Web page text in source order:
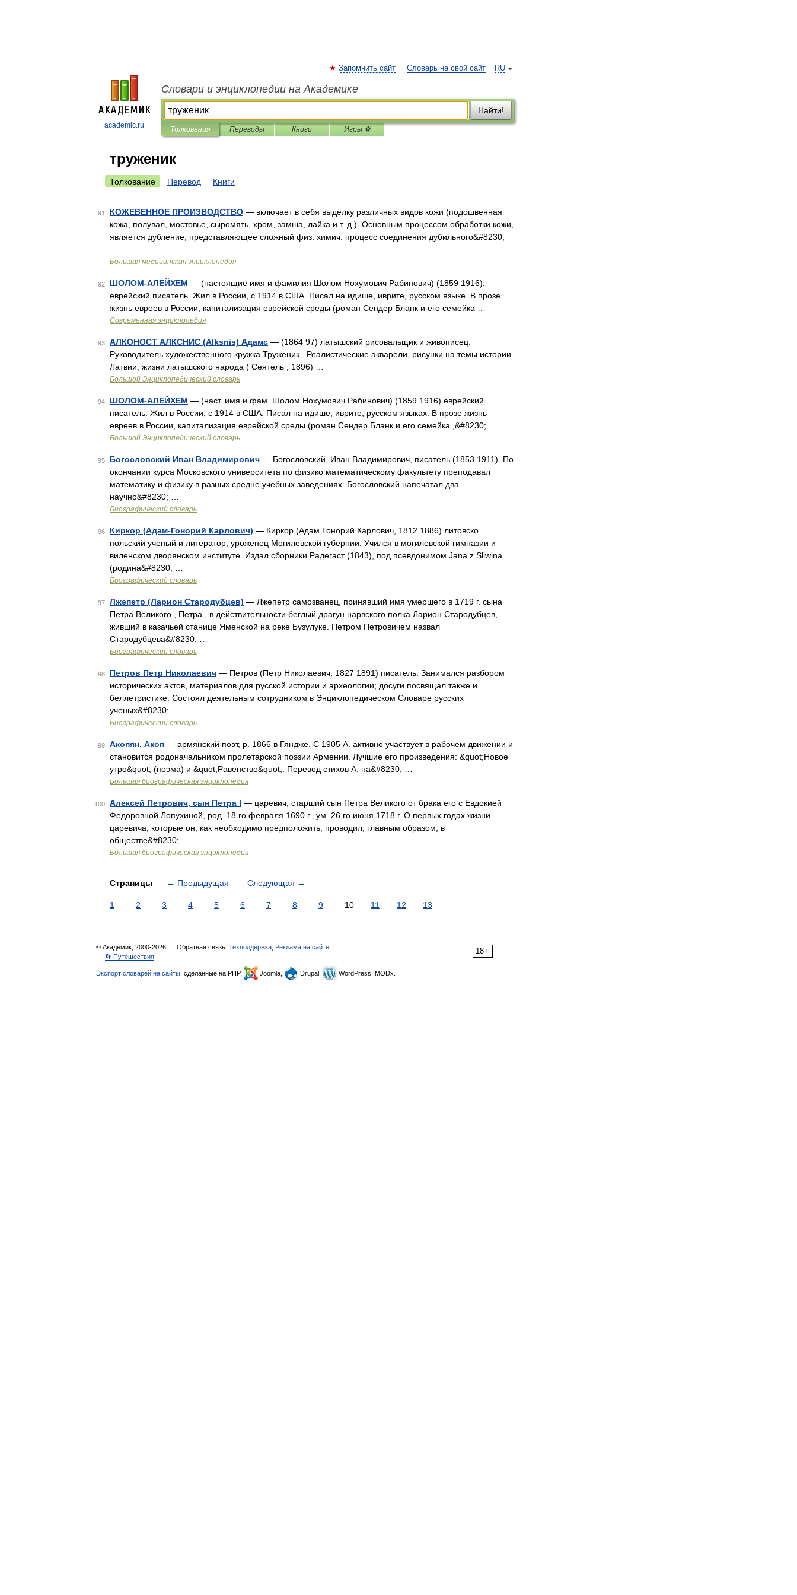
academic.ru
RU
Запомнить сайт Словарь на свой сайт
Словари и энциклопедии на Академике
Найти!
Толкования Переводы Книги Игры ⚽
труженик
Толкование Перевод Книги
91 КОЖЕВЕННОЕ ПРОИЗВОДСТВО — включает в себя выделку различных видов кожи (подошвенная
кожа, полувал, мостовье, сыромять, хром, замша, лайка и т. д.). Основным процессом обработки кожи,
является дубление, представляющее сложный физ. химич. процесс соединения дубильного&#8230;
Большая медицинская энциклопедия
92 ШОЛОМ-АЛЕЙХЕМ — (настоящие имя и фамилия Шолом Нохумович Рабинович) (1859 1916),
еврейский писатель. Жил в России, с 1914 в США. Писал на идише, иврите, русском языке. В прозе
жизнь евреев в России, капитализация еврейской среды (роман Сендер Бланк и его семейка …
Современная энциклопедия
93 АЛКОНОСТ АЛКСНИС (Alksnis) Адамс — (1864 97) латышский рисовальщик и живописец.
Руководитель художественного кружка Труженик . Реалистические акварели, рисунки на темы истории
Латвии, жизни латышского народа ( Сеятель , 1896) …
Большой Энциклопедический словарь
94 ШОЛОМ-АЛЕЙХЕМ — (наст. имя и фам. Шолом Нохумович Рабинович) (1859 1916) еврейский
писатель. Жил в России, с 1914 в США. Писал на идише, иврите, русском языках. В прозе жизнь
евреев в России, капитализация еврейской среды (роман Сендер Бланк и его семейка ,&#8230; …
Большой Энциклопедический словарь
95 Богословский Иван Владимирович — Богословский, Иван Владимирович, писатель (1853 1911). По
окончании курса Московского университета по физико математическому факультету преподавал
математику и физику в разных средне учебных заведениях. Богословский напечатал два
научно&#8230; …
Биографический словарь
96 Киркор (Адам-Гонорий Карлович) — Киркор (Адам Гонорий Карлович, 1812 1886) литовско
польский ученый и литератор, уроженец Могилевской губернии. Учился в могилевской гимназии и
виленском дворянском институте. Издал сборники Радегаст (1843), под псевдонимом Jana z Sliwina
(родина&#8230; …
Биографический словарь
97 Лжепетр (Ларион Стародубцев) — Лжепетр самозванец, принявший имя умершего в 1719 г. сына
Петра Великого , Петра , в действительности беглый драгун нарвского полка Ларион Стародубцев,
живший в казачьей станице Яменской на реке Бузулуке. Петром Петровичем назвал
Стародубцева&#8230; …
Биографический словарь
98 Петров Петр Николаевич — Петров (Петр Николаевич, 1827 1891) писатель. Занимался разбором
исторических актов, материалов для русской истории и археологии; досуги посвящал также и
беллетристике. Состоял деятельным сотрудником в Энциклопедическом Словаре русских
ученых&#8230; …
Биографический словарь
99 Акопян, Акоп — армянский поэт, р. 1866 в Гяндже. С 1905 А. активно участвует в рабочем движении и
становится родоначальником пролетарской поэзии Армении. Лучшие его произведения: &quot;Новое
утро&quot; (поэма) и &quot;Равенство&quot;. Перевод стихов А. на&#8230; …
Большая биографическая энциклопедия
100 Алексей Петрович, сын Петра I — царевич, старший сын Петра Великого от брака его с Евдокией
Федоровной Лопухиной, род. 18 го февраля 1690 г., ум. 26 го июня 1718 г. О первых годах жизни
царевича, которые он, как необходимо предположить, проводил, главным образом, в
обществе&#8230; …
Большая биографическая энциклопедия
Страницы ← Предыдущая Следующая →
1 2 3 4 5 6 7 8 9 10 11 12 13
18+
© Академик, 2000-2026 Обратная связь: Техподдержка Реклама на сайте
👣 Путешествия
Экспорт словарей на сайты , сделанные на PHP, Joomla, Drupal, WordPress, MODx.